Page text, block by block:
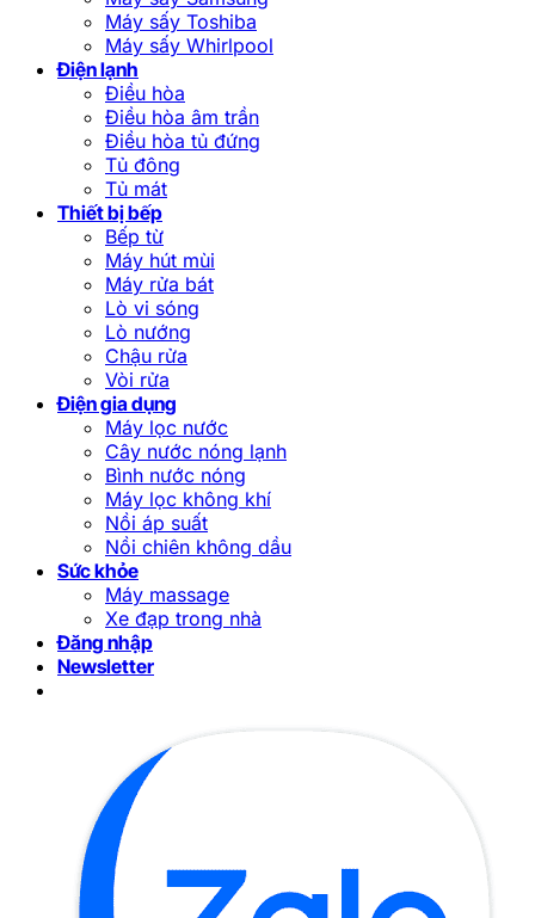
Máy sấy Toshiba
Máy sấy Whirlpool
Điện lạnh
Điều hòa
Điều hòa âm trần
Điều hòa tủ đứng
Tủ đông
Tủ mát
Thiết bị bếp
Bếp từ
Máy hút mùi
Máy rửa bát
Lò vi sóng
Lò nướng
Chậu rửa
Vòi rửa
Điện gia dụng
Máy lọc nước
Cây nước nóng lạnh
Bình nước nóng
Máy lọc không khí
Nồi áp suất
Nồi chiên không dầu
Sức khỏe
Máy massage
Xe đạp trong nhà
Đăng nhập
Newsletter